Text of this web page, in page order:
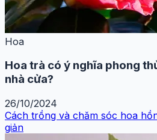
Hoa
Hoa trà có ý nghĩa phong
nhà cửa?
26/10/2024
Cách trồng và chăm sóc hoa
giản